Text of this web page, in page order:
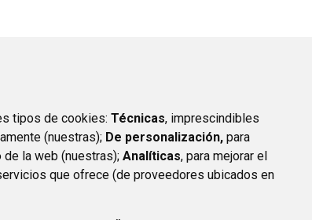
tipos de cookies: Técnicas, imprescindibles
(nuestras); De personalización, para
la web (nuestras); Analíticas, para mejorar el
que ofrece (de proveedores ubicados en